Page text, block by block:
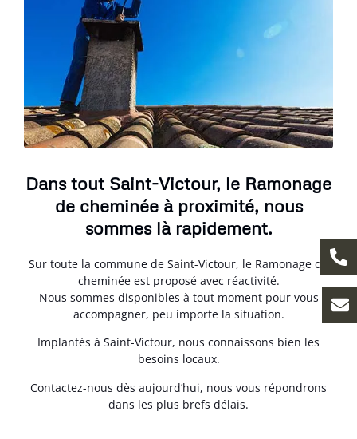
Dans tout Saint-Victour, le Ramonage
de cheminée à proximité, nous
sommes là rapidement.
Sur toute la commune de Saint-Victour, le Ramonage de
cheminée est proposé avec réactivité.
Nous sommes disponibles à tout moment pour vous
accompagner, peu importe la situation.
Implantés à Saint-Victour, nous connaissons bien les
besoins locaux.
Contactez-nous dès aujourd’hui, nous vous répondrons
dans les plus brefs délais.